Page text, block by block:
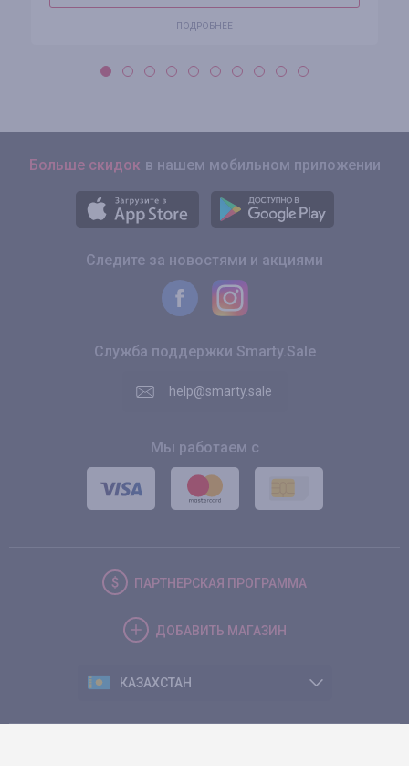
ПОДРОБНЕЕ
Больше скидок в нашем мобильном приложении
Следите за новостями и акциями
Служба поддержки Smarty.Sale
help@smarty.sale
Мы работаем с
ПАРТНЕРСКАЯ ПРОГРАММА
ДОБАВИТЬ МАГАЗИН
КАЗАХСТАН